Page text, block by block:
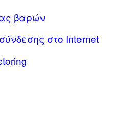
βαρών
στο Internet